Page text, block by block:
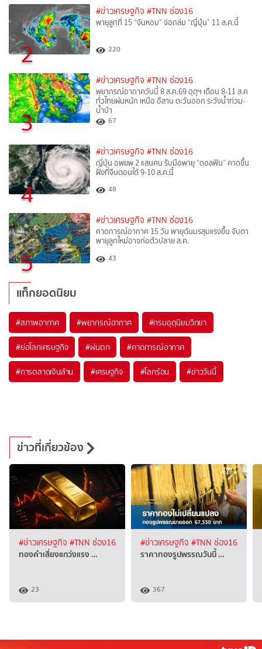
2
#ข่าวเศรษฐกิจ #TNN ช่อง16
พายุลูกที่ 15 “จันหอม” จ่อถล่ม “ญี่ปุ่น” 11 ส.ค.นี้
220
3
#ข่าวเศรษฐกิจ #TNN ช่อง16
พยากรณ์อากาศวันนี้ 8 ส.ค.69 อุตุฯ เตือน 8-11 ส.ค
ทั่วไทยฝนหนัก เหนือ อีสาน ตะวันออก ระวังน้ำท่วม-
น้ำป่า
67
4
#ข่าวเศรษฐกิจ #TNN ช่อง16
ญี่ปุ่น อพยพ 2 แสนคน รับมือพายุ “ดอลฟิน” คาดขึ้น
ฝั่งที่จีนตอนใต้ 9-10 ส.ค.นี้
48
5
#ข่าวเศรษฐกิจ #TNN ช่อง16
คาดการณ์อากาศ 15 วัน พายุดันมรสุมแรงขึ้น จับตา
พายุลูกใหม่อาจก่อตัวปลาย ส.ค.
43
แท็กยอดนิยม
#สภาพอากาศ #พยากรณ์อากาศ #กรมอุตุนิยมวิทยา
#ย่อโลกเศรษฐกิจ #ฝนตก #คาดการณ์อากาศ
#การตลาดเงินล้าน #เศรษฐกิจ #โลกร้อน #ข่าววันนี้
ข่าวที่เกี่ยวข้อง
#ข่าวเศรษฐกิจ #TNN ช่อง16
ทองคำเสี่ยงแกว่งแรง …
23
#ข่าวเศรษฐกิจ #TNN ช่อง16
ราคาทองรูปพรรณวันนี้ …
367